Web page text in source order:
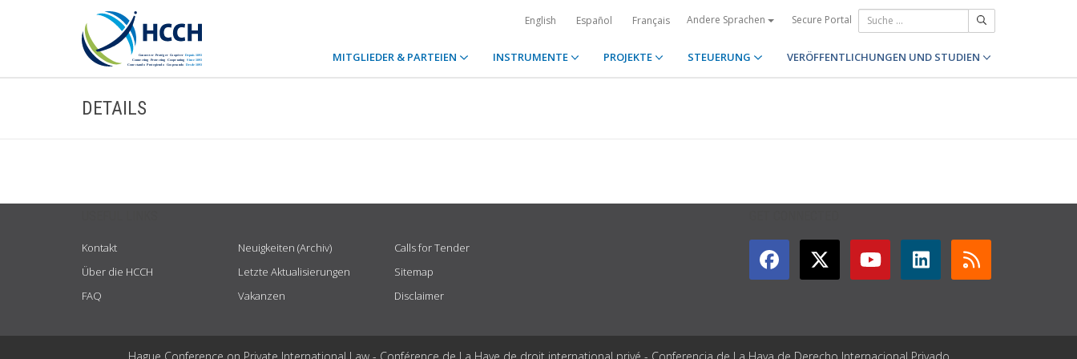
English Español Français Andere Sprachen Secure Portal
MITGLIEDER & PARTEIEN INSTRUMENTE PROJEKTE STEUERUNG VERÖFFENTLICHUNGEN UND STUDIEN
DETAILS
Kontakt
Über die HCCH
FAQ
Neuigkeiten (Archiv)
Letzte Aktualisierungen
Vakanzen
Calls for Tender
Sitemap
Disclaimer